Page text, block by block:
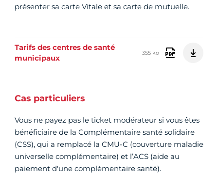
présenter sa carte Vitale et sa carte de mutuelle.
Tarifs des centres de santé
municipaux
355 ko
Cas particuliers
Vous ne payez pas le ticket modérateur si vous êtes
bénéficiaire de la Complémentaire santé solidaire
(CSS), qui a remplacé la CMU-C (couverture maladie
universelle complémentaire) et l’ACS (aide au
paiement d'une complémentaire santé).